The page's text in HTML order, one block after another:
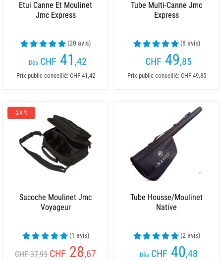
Etui Canne Et Moulinet
Jmc Express
(20 avis)
Dès CHF 41 ,42
Prix public conseillé: CHF 41,42
Tube Multi-Canne Jmc
Express
(8 avis)
CHF 49,85
Prix public conseillé: CHF 49,85
-24 %
Sacoche Moulinet Jmc
Voyageur
(1 avis)
CHF 37,95 CHF 28,67
Tube Housse/Moulinet
Native
(2 avis)
Dès CHF 40,48